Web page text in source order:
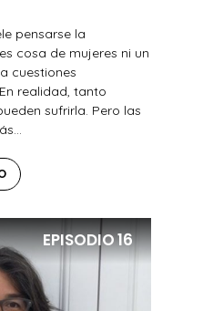
pensarse la
cosa de mujeres ni un
cuestiones
realidad, tanto
sufrirla. Pero las
EPISODIO16